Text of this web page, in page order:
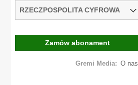
RZECZPOSPOLITA CYFROWA
Zamów abonament
Gremi Media: O nas